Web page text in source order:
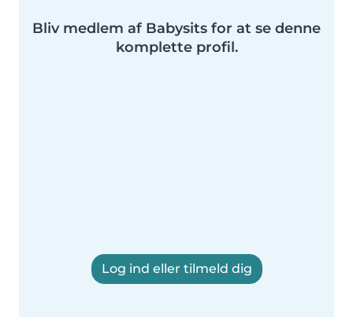
Bliv medlem af Babysits for at se denne
komplette profil.
Log ind eller tilmeld dig